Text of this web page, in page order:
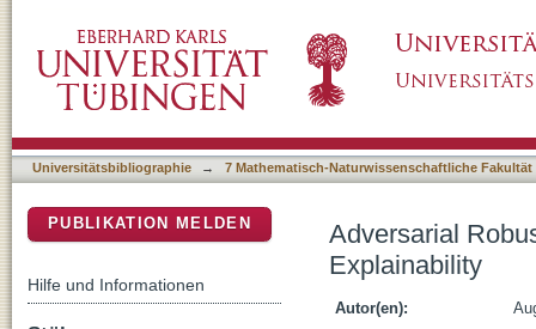
Universitätsbibliographie → 7 Mathematisch-Naturwissenschaftliche Fakultät
Adversarial
Explainability
Autor(en):
PUBLIKATION MELDEN
Hilfe und Informationen